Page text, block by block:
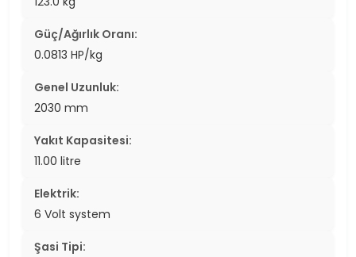
Güç/Ağırlık Oranı:
0.0813 HP/kg
Genel Uzunluk:
2030 mm
Yakıt Kapasitesi:
11.00 litre
Elektrik:
6 Volt system
Şasi Tipi: